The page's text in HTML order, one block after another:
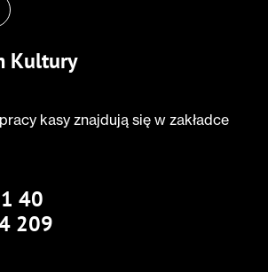
Kultury
kasy znajdują się w zakładce
40
209